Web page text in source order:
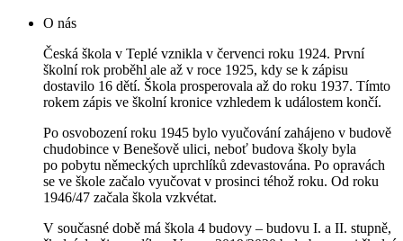
O nás
Česká škola v Teplé vznikla v červenci roku 1924. První
školní rok proběhl ale až v roce 1925, kdy se k zápisu
dostavilo 16 dětí. Škola prosperovala až do roku 1937. Tímto
rokem zápis ve školní kronice vzhledem k událostem končí.
Po osvobození roku 1945 bylo vyučování zahájeno v budově
chudobince v Benešově ulici, neboť budova školy byla
po pobytu německých uprchlíků zdevastována. Po opravách
se ve škole začalo vyučovat v prosinci téhož roku. Od roku
1946/47 začala škola vzkvétat.
V současné době má škola 4 budovy – budovu I. a II. stupně,